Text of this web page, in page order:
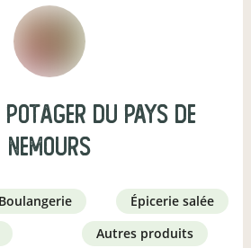
du pays de
nemours
boulangerie
épicerie salée
autres produits